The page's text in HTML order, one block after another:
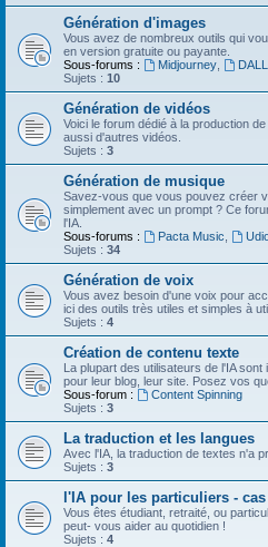
Génération d'images
Vous avez de nombreux outils qui
en version gratuite ou payante.
Sous-forums :
Midjourney,
Sujets : 10
Génération de vidéos
Voici le forum dédié à la production
aussi d'autres vidéos.
Sujets : 3
Génération de musique
Savez-vous que vous pouvez créer
simplement avec un prompt ? Ce
l'IA.
Sous-forums :
Pacta Music
Sujets : 34
Génération de voix
Vous avez besoin d'une voix pour
ici des outils très utiles et simples à
Sujets : 4
Création de contenu texte
La plupart des utilisateurs de l'IA
pour leur blog, leur site. Posez vos
Sous-forum :
Content Spinning
Sujets : 3
La traduction et les langues
Avec l'IA, la traduction de textes n'a
Sujets : 3
l'IA pour les particuliers -
Vous êtes étudiant, retraité, ou
peut- vous aider au quotidien !
Sujets : 4